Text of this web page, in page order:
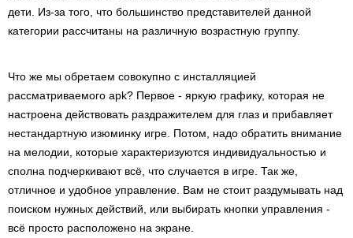
дети. Из-за того, что большинство представителей данной
категории рассчитаны на различную возрастную группу.
Что же мы обретаем совокупно с инсталляцией
рассматриваемого apk? Первое - яркую графику, которая не
настроена действовать раздражителем для глаз и прибавляет
нестандартную изюминку игре. Потом, надо обратить внимание
на мелодии, которые характеризуются индивидуальностью и
сполна подчеркивают всё, что случается в игре. Так же,
отличное и удобное управление. Вам не стоит раздумывать над
поиском нужных действий, или выбирать кнопки управления -
всё просто расположено на экране.